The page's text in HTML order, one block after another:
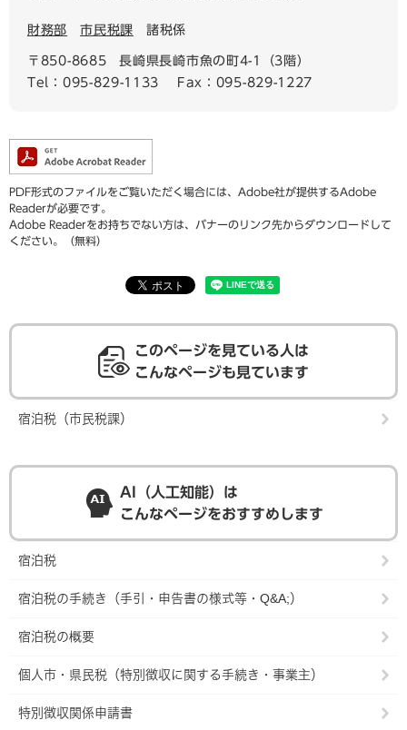
財務部 市民税課 諸税係
〒850-8685
長崎県長崎市魚の町4-1（3階）
Tel：095-829-1133
Fax：095-829-1227
PDF形式のファイルをご覧いただく場合には、Adobe社が提供するAdobe
Readerが必要です。
Adobe Readerをお持ちでない方は、バナーのリンク先からダウンロードして
ください。（無料）
このページを見ている人は
こんなページも見ています
宿泊税（市民税課）
AI（人工知能）は
こんなページをおすすめします
宿泊税
宿泊税の手続き（手引・申告書の様式等・Q&A;）
宿泊税の概要
個人市・県民税（特別徴収に関する手続き・事業主）
特別徴収関係申請書